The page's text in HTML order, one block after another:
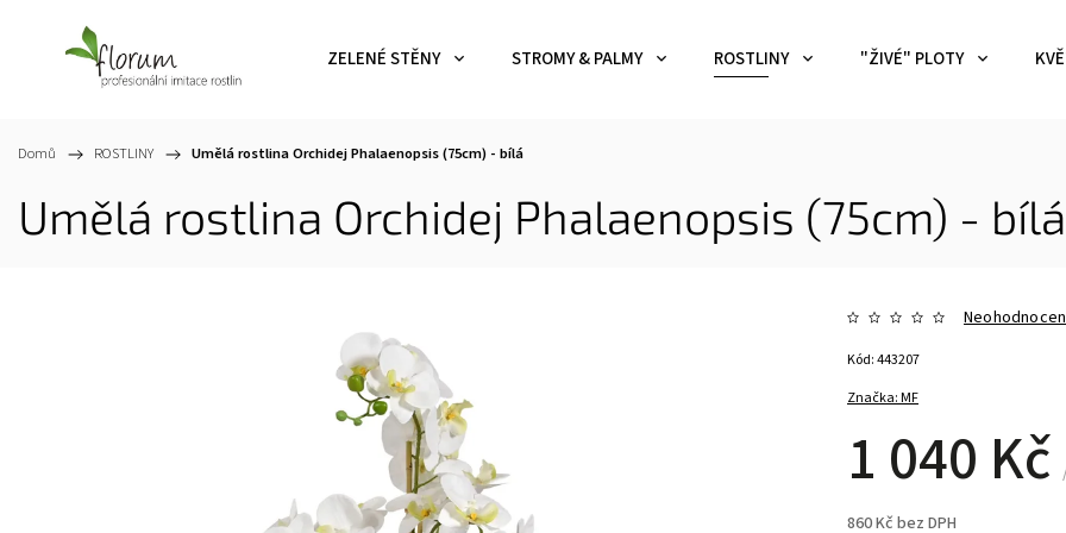
ZELENÉ STĚNY STROMY & PALMY ROSTLINY "ŽIVÉ" PLOTY
Domů / ROSTLINY / Umělá rostlina Orchidej Phalaenopsis (75cm) - bílá
Umělá rostlina Orchidej Phalaenopsis (75cm) - bílá
Značka:MF
1 040 Kč
860 Kč bez DPH
Kód:443207